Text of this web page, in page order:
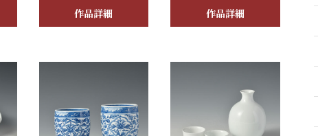
作品詳細
作品詳細